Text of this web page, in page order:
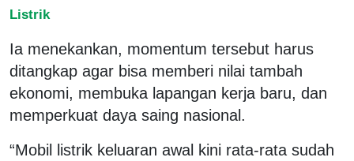
Listrik
Ia menekankan, momentum tersebut harus
ditangkap agar bisa memberi nilai tambah
ekonomi, membuka lapangan kerja baru, dan
memperkuat daya saing nasional.
“Mobil listrik keluaran awal kini rata-rata sudah